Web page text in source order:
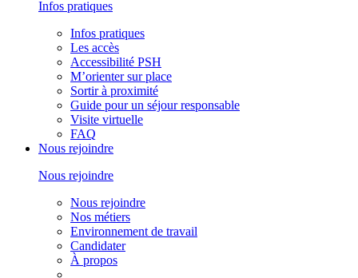
Infos pratiques
Infos pratiques
Les accès
Accessibilité PSH
M’orienter sur place
Sortir à proximité
Guide pour un séjour responsable
Visite virtuelle
FAQ
Nous rejoindre
Nous rejoindre
Nous rejoindre
Nos métiers
Environnement de travail
Candidater
À propos